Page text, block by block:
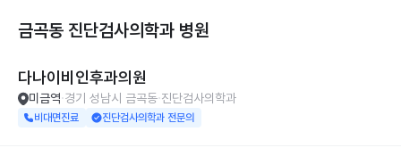
금곡동 진단검사의학과 병원
다나이비인후과의원
미금역 경기 성남시 금곡동 진단검사의학과
비대면진료 진단검사의학과 전문의